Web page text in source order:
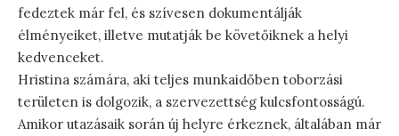
fedeztek már fel, és szívesen dokumentálják
élményeiket, illetve mutatják be követőiknek a helyi
kedvenceket.
Hristina számára, aki teljes munkaidőben toborzási
területen is dolgozik, a szervezettség kulcsfontosságú.
Amikor utazásaik során új helyre érkeznek, általában már